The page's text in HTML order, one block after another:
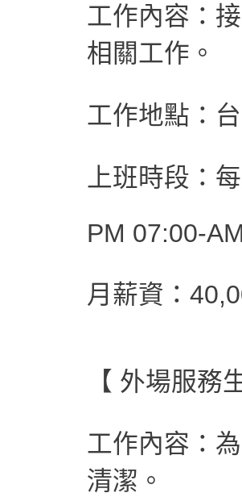
工作內容：
相關工作。
工作地點：
上班時段：
PM 07:00-
月薪資：
【 外場服務
工作內容：
清潔。